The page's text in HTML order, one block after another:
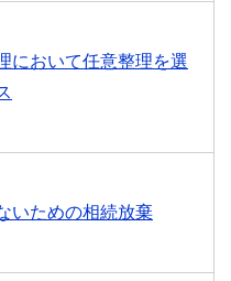
において任意整理を選
いための相続放棄